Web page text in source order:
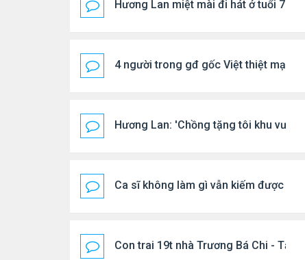
Hương Lan miệt mài đi hát ở tuổi 70
4 người trong gđ gốc Việt thiệt mạng
Hương Lan: 'Chồng tặng tôi khu vườn
Ca sĩ không làm gì vẫn kiếm được
Con trai 19t nhà Trương Bá Chi - Tạ